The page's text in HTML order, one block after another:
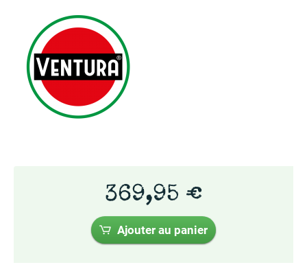
369,95 €
Ajouter au panier